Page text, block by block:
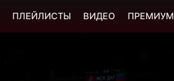
ПЛЕЙЛИСТЫ ВИДЕО ПРЕМИУМ